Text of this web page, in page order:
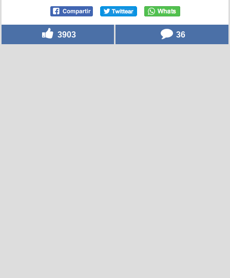
3903 36